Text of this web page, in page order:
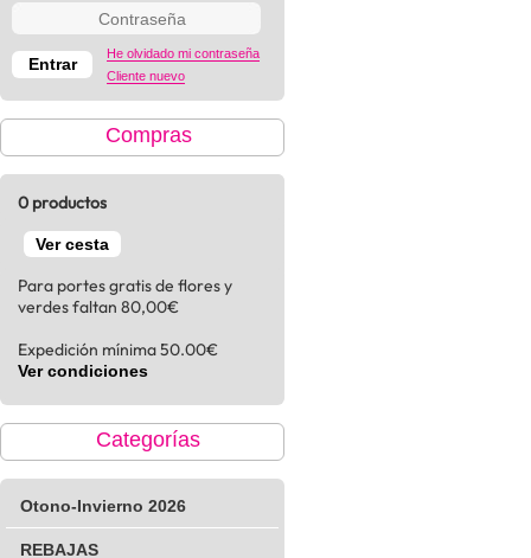
He olvidado mi contraseña
Cliente nuevo
Compras
0 productos
Ver cesta
Para portes gratis de flores y
verdes faltan 80,00€
Expedición mínima 50.00€
Ver condiciones
Categorías
Otono-Invierno 2026
REBAJAS